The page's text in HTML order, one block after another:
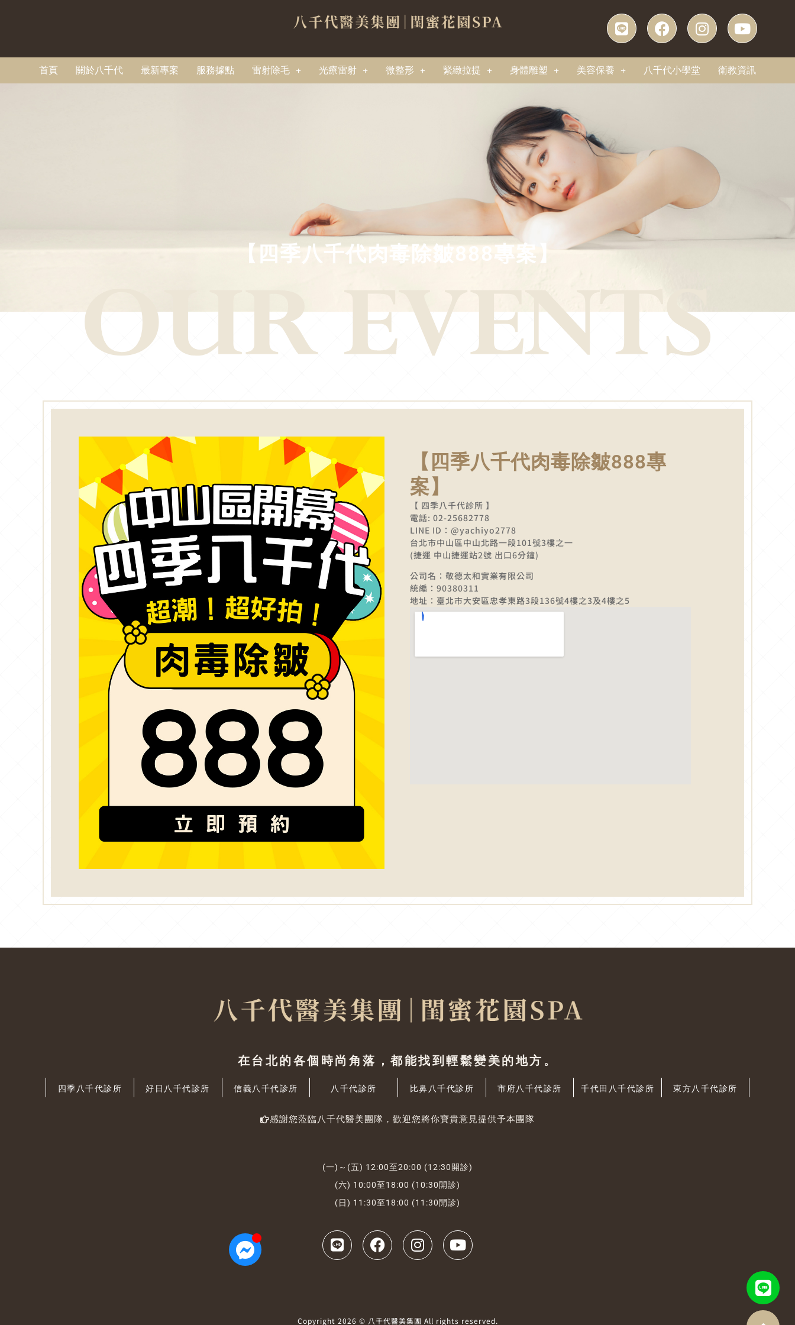
首頁 關於八千代 最新專案 服務據點 雷射除毛 光療雷射 微整形 緊緻拉提 身體雕塑 美容保養 八千代小學堂 衛教資訊
【四季八千代肉毒除皺888專案】
【四季八千代肉毒除皺888專
案】
【 四季八千代診所 】
電話: 02-25682778
LINE ID：@yachiyo2778
台北市中山區中山北路一段101號3樓之一
(捷運 中山捷運站2號 出口6分鐘)
公司名：敬德太和實業有限公司
統編：90380311
地址：臺北市大安區忠孝東路3段136號4樓之3及4樓之5
在台北的各個時尚角落，都能找到輕鬆變美的地方。
四季八千代診所 好日八千代診所 信義八千代診所 八千代診所 比鼻八千代診所 市府八千代診所 千代田八千代診所 東方八千代診所
感謝您蒞臨八千代醫美團隊，歡迎您將你寶貴意見提供予本團隊
(一)～(五) 12:00至20:00 (12:30開診)
(六) 10:00至18:00 (10:30開診)
(日) 11:30至18:00 (11:30開診)
Copyright 2026 © 八千代醫美集團 All rights reserved.